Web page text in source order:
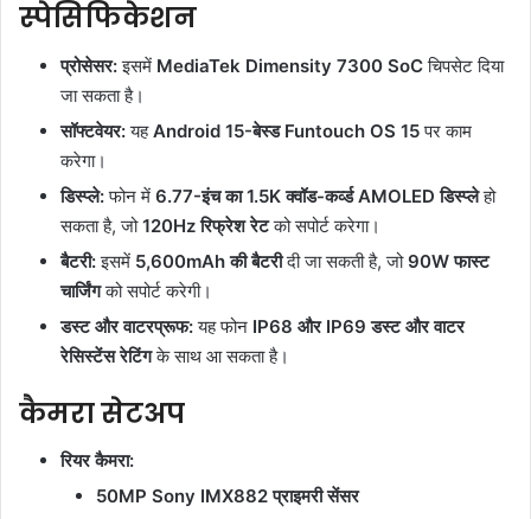
स्पेसिफिकेशन
प्रोसेसर:इसमें MediaTek Dimensity 7300 SoCचिपसेट दिया
जा सकता है।
सॉफ्टवेयर:यहAndroid 15-बेस्ड Funtouch OS 15पर काम
करेगा।
डिस्प्ले:फोन में 6.77-इंच का 1.5K क्वॉड-कर्व्ड AMOLED डिस्प्लेहो
सकता है, जो120Hz रिफ्रेश रेटको सपोर्ट करेगा।
बैटरी:इसमें 5,600mAh की बैटरीदी जा सकती है, जो90W फास्ट
चार्जिंगको सपोर्ट करेगी।
डस्ट और वाटरप्रूफ:यह फोन IP68 और IP69 डस्ट और वाटर
रेसिस्टेंस रेटिंगके साथ आ सकता है।
कैमरा सेटअप
रियर कैमरा:
50MP Sony IMX882 प्राइमरी सेंसर